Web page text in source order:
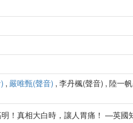
, 嚴唯甄(聲音) , 李丹楓(聲音) , 陸一
！真相大白時，讓人胃痛！ —英國